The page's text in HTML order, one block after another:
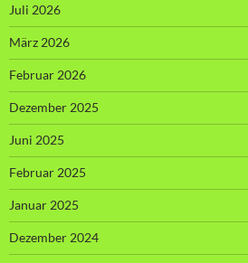
Juli 2026
März 2026
Februar 2026
Dezember 2025
Juni 2025
Februar 2025
Januar 2025
Dezember 2024